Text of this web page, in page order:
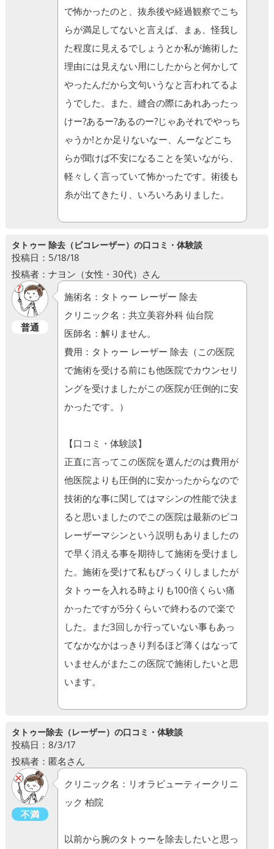
で怖かったのと、抜糸後や経過観察でこち
らが満足してないと言えば、まぁ、怪我し
た程度に見えるでしょうとか私が施術した
理由には見えない用にしたからと何かして
やったんだから文句いうなと言われてるよ
うでした。また、縫合の際にあれあったっ
けー?あるー?あるのー?じゃあそれでやっち
ゃうか!とか足りないなー、んーなどこち
らが聞けば不安になることを笑いながら、
軽々しく言っていて怖かったです。術後も
糸が出てきたり、いろいろありました。
タトゥー 除去（ピコレーザー）の口コミ・体験談
投稿日：5/18/18
投稿者：ナヨン（女性・30代）さん
普通
施術名：タトゥー レーザー 除去
クリニック名：共立美容外科 仙台院
医師名：解りません。
費用：タトゥー レーザー 除去（この医院
で施術を受ける前にも他医院でカウンセリ
ングを受けましたがこの医院が圧倒的に安
かったです。）
【口コミ・体験談】
正直に言ってこの医院を選んだのは費用が
他医院よりも圧倒的に安かったからなので
技術的な事に関してはマシンの性能で決ま
ると思いましたのでこの医院は最新のピコ
レーザーマシンという説明もありましたの
で早く消える事を期待して施術を受けまし
た。施術を受けて私もびっくりしましたが
タトゥーを入れる時よりも100倍くらい痛
かったですが5分くらいで終わるので楽で
した。まだ3回しか行っていない事もあっ
てなかなかはっきり判るほど薄くはなって
いませんがまたこの医院で施術したいと思
います。
タトゥー除去（レーザー）の口コミ・体験談
投稿日：8/3/17
投稿者：匿名さん
不満
クリニック名：リオラビューティークリニ
ック 柏院
以前から腕のタトゥーを除去したいと思っ